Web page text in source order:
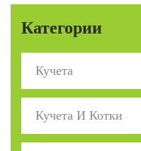
Категории
Кучета
Кучета И Котки